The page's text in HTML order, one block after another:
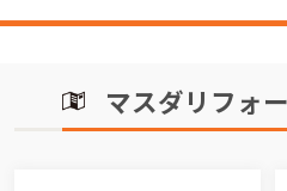
マスダリフォ